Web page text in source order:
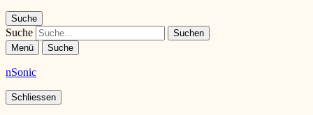
Suche
Suche
Menü Suche
nSonic
Schliessen